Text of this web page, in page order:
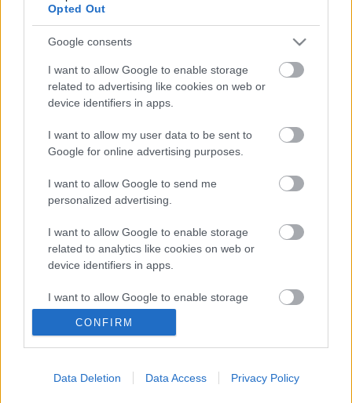
Opted Out
Google consents
I want to allow Google to enable storage
related to advertising like cookies on web or
device identifiers in apps.
I want to allow my user data to be sent to
Google for online advertising purposes.
I want to allow Google to send me
personalized advertising.
I want to allow Google to enable storage
related to analytics like cookies on web or
device identifiers in apps.
I want to allow Google to enable storage
related to functionality of the website or app.
I want to allow Google to enable storage
CONFIRM
Data Deletion Data Access Privacy Policy
Tömegverekedés a Znojmo meccsén
F. Kapus •2012. augusztus 24.
Jó hangulatban ért véget a cseh EBEL-csapat
otthonában. A mérkőzés 3-2-es hazai vezetésnél
Javított a Miskolc és az Érsekújvár
2012. augusztus 23.
Az iglói Szepességi Kupa második napján a Miskolc
javítani tudott. A Spisská Nová Vestől elszenvedett
előző napi vereség után csütörtökön a ...
Több magyar játékos is aláírt a
Patriothoz